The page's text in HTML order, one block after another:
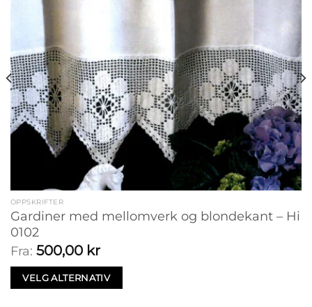
OPPSKRIFTER
Gardiner med mellomverk og blondekant – Hi
0102
Fra: 500,00 kr
VELG ALTERNATIV